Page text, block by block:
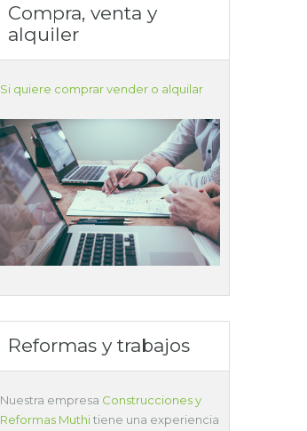
Compra, venta y
alquiler
Si quiere comprar vender o alquilar
Reformas y trabajos
Nuestra empresa Construcciones y
Reformas Muthitiene una experiencia